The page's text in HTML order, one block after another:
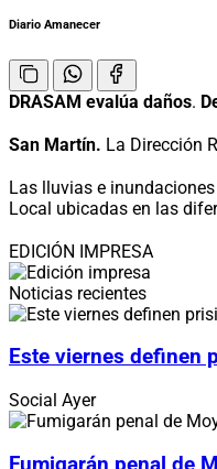
Diario Amanecer
DRASAM evalúa daños.
San Martín. La Dirección
Las lluvias e
Local ubicadas en las
EDICIÓN IMPRESA
Noticias recientes
Este viernes definen
Social Ayer